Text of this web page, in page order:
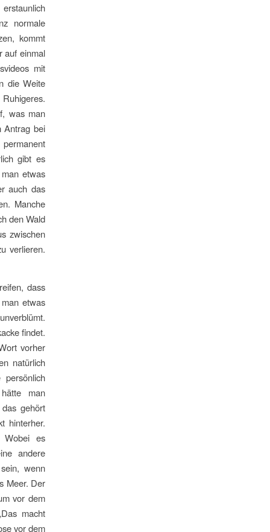
normale
kommt
auf einmal
mit
die Weite
was man
Antrag bei
gibt es
etwas
auch das
Manche
den Wald
zwischen
verlieren.
dass
etwas
findet.
vorher
natürlich
man
gehört
hinterher.
Wobei es
andere
wenn
Meer. Der
vor dem
macht
vor dem